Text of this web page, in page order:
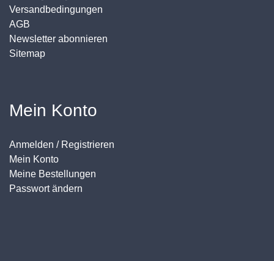
Versandbedingungen
AGB
Newsletter abonnieren
Sitemap
Mein Konto
Anmelden / Registrieren
Mein Konto
Meine Bestellungen
Passwort ändern